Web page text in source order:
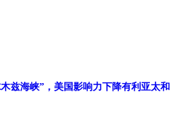
兹海峡”，美国影响力下降有利亚太和